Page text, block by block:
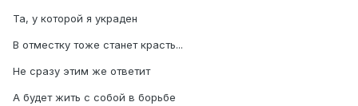
Та, у которой я украден
В отместку тоже станет красть...
Не сразу этим же ответит
А будет жить с собой в борьбе